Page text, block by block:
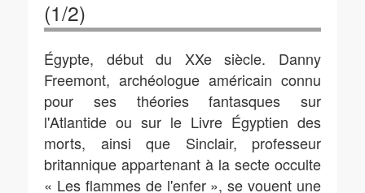
(1/2)
Égypte, début du XXe siècle. Danny
Freemont, archéologue américain connu
pour ses théories fantasques sur
l'Atlantide ou sur le Livre Égyptien des
morts, ainsi que Sinclair, professeur
britannique appartenant à la secte occulte
« Les flammes de l'enfer », se vouent une